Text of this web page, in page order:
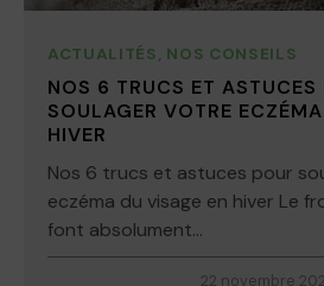
ACTUALITÉS, NOS CONSEILS
NOS 6 TRUCS ET ASTUCES
SOULAGER VOTRE
HIVER
Nos 6 trucs et astuces pour
eczéma du visage en hiver Le
font absolument...
22 novembre